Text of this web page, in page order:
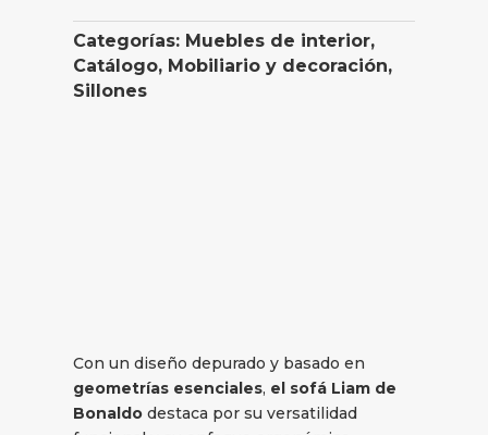
Categorías: Muebles de interior,
Catálogo, Mobiliario y decoración,
Sillones
Con un diseño depurado y basado en
geometrías esenciales, el sofá Liam de
Bonaldo destaca por su versatilidad